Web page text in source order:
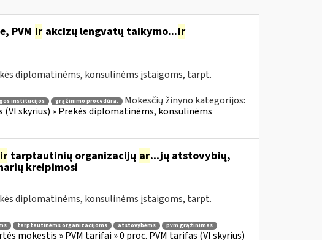
PVM irakcizų lengvatų taikymo...ir
diplomatinėms, konsulinėms įstaigoms, tarpt.
institucijos grąžinimo procedūra.
Mokesčių žinyno kategorijos:
skyrius) » Prekės diplomatinėms, konsulinėms
irtarptautinių organizacijų ar...jų atstovybių,
kreipimosi
diplomatinėms, konsulinėms įstaigoms, tarpt.
tarptautinėms organizacijoms atstovybėms
pvm grąžinimas
mokestis » PVM tarifai » 0 proc. PVM tarifas (VI skyrius)